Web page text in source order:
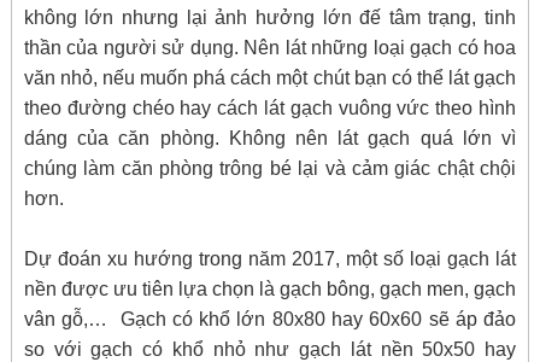
không lớn nhưng lại ảnh hưởng lớn đế tâm trạng, tinh
thần của người sử dụng. Nên lát những loại gạch có hoa
văn nhỏ, nếu muốn phá cách một chút bạn có thể lát gạch
theo đường chéo hay cách lát gạch vuông vức theo hình
dáng của căn phòng. Không nên lát gạch quá lớn vì
chúng làm căn phòng trông bé lại và cảm giác chật chội
hơn.
Dự đoán xu hướng trong năm 2017, một số loại gạch lát
nền được ưu tiên lựa chọn là gạch bông, gạch men, gạch
vân gỗ,… Gạch có khổ lớn 80x80 hay 60x60 sẽ áp đảo
so với gạch có khổ nhỏ như gạch lát nền 50x50 hay